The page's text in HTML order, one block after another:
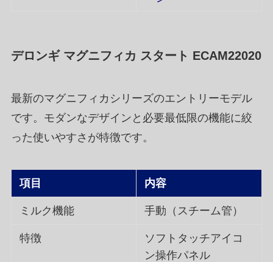
デロンギ マグニフィカ スタート ECAM22020
最新のマグニフィカシリーズのエントリーモデル
です。モダンなデザインと必要最低限の機能に絞
った使いやすさが特徴です。
項目 内容
ミルク機能 手動（スチーム管）
特徴
ソフトタッチアイコ
ン操作パネル